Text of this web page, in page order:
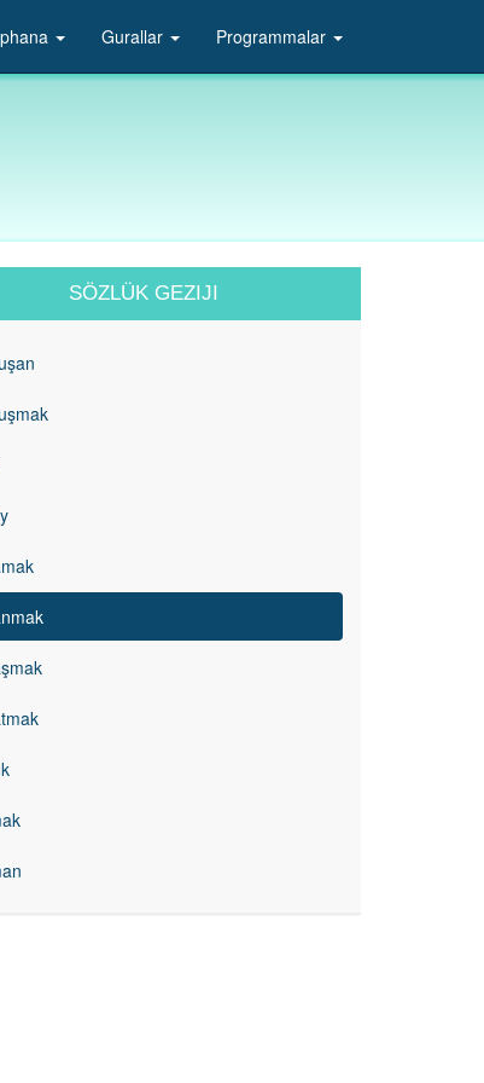
Gurallar Programmalar
SÖZLÜK GEZIJI